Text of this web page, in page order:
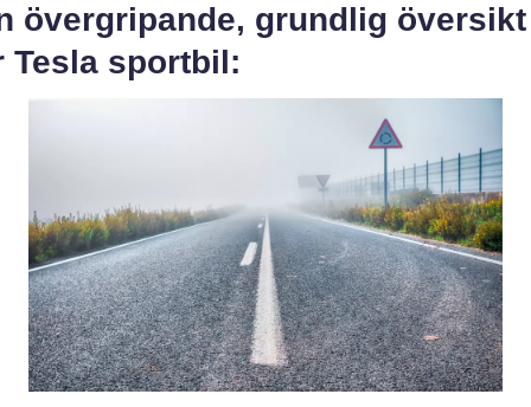
övergripande, grundlig översikt
Tesla sportbil: